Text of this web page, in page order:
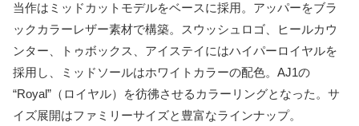
当作はミッドカットモデルをベースに採用。アッパーをブラ
ックカラーレザー素材で構築。スウッシュロゴ、ヒールカウ
ンター、トゥボックス、アイステイにはハイパーロイヤルを
採用し、ミッドソールはホワイトカラーの配色。AJ1の
“Royal”（ロイヤル）を彷彿させるカラーリングとなった。サ
イズ展開はファミリーサイズと豊富なラインナップ。